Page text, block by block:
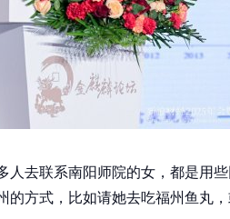
人去联系南阳师院的女，都是用
的方式，比如请她去吃福州鱼丸